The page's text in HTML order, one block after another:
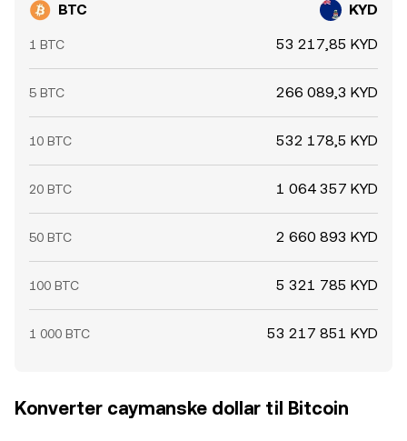
BTC KYD
1 BTC 53 217,85 KYD
5 BTC 266 089,3 KYD
10 BTC 532 178,5 KYD
20 BTC 1 064 357 KYD
50 BTC 2 660 893 KYD
100 BTC 5 321 785 KYD
1 000 BTC 53 217 851 KYD
Konverter caymanske dollar til Bitcoin